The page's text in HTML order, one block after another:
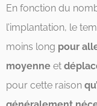
En fonction du
l’implantation, le
moins long pour
moyenne et
pour cette raison